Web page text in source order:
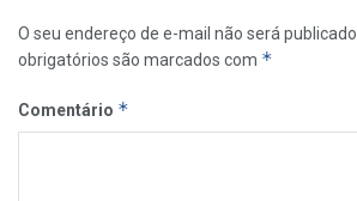
O seu endereço de e-mail não será publicado.
obrigatórios são marcados com *
Comentário *